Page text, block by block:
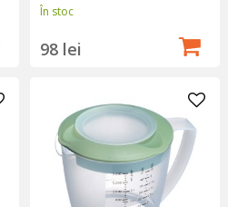
În stoc
98 lei